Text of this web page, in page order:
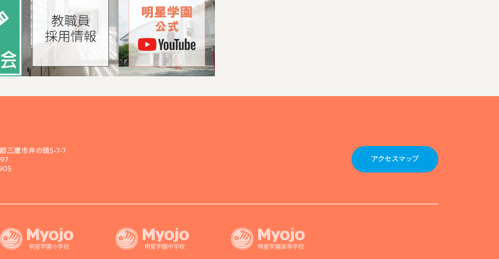
三鷹市井の頭5-7-7
アクセスマップ